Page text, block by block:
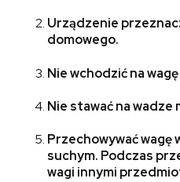
Urządzenie
domowego.
Nie wchodzić na
Nie stawać na wadze
Przechowywać wagę
suchym. Podczas
wagi innymi